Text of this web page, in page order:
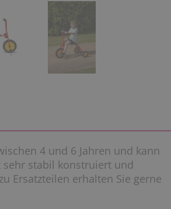
4 und 6 Jahren und kann
sehr stabil konstruiert und
Ersatzteilen erhalten Sie gerne